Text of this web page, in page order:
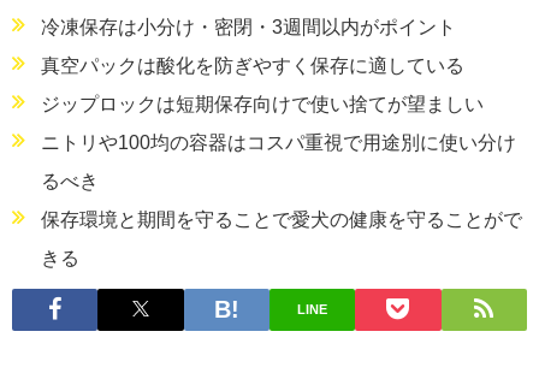
冷凍保存は小分け・密閉・3週間以内がポイント
真空パックは酸化を防ぎやすく保存に適している
ジップロックは短期保存向けで使い捨てが望ましい
ニトリや100均の容器はコスパ重視で用途別に使い分け
るべき
保存環境と期間を守ることで愛犬の健康を守ることがで
きる
LINE